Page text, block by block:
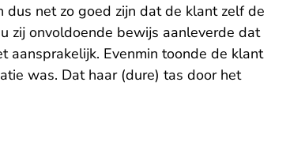
net zo goed zijn dat de klant zelf de
zij onvoldoende bewijs aanleverde dat
aansprakelijk. Evenmin toonde de klant
was. Dat haar (dure) tas door het